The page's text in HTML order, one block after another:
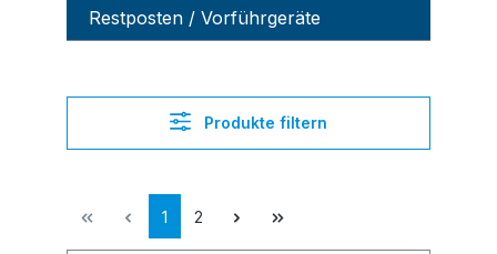
Restposten / Vorführgeräte
Produkte filtern
1 2